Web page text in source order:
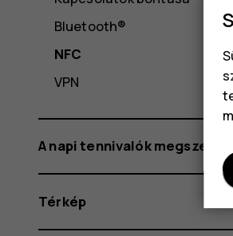
Bluetooth®
NFC
VPN
A napi tennivalók
Térkép